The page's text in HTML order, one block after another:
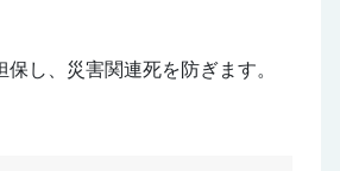
し、災害関連死を防ぎます。